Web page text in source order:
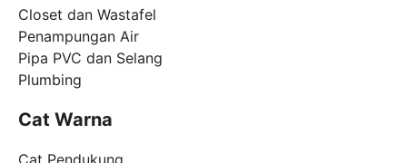
Closet dan Wastafel
Penampungan Air
Pipa PVC dan Selang
Plumbing
Cat Warna
Cat Pendukung